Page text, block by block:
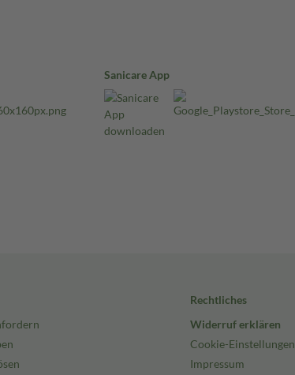
Sanicare App
Rechtliches
Widerruf erklären
Cookie-Einstellungen
Impressum